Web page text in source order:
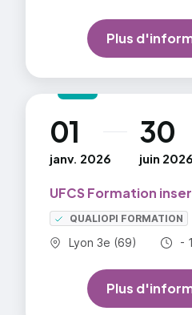
Plus
01
janv. 2026
au 30
juin 2026
UFCS Formation
QUALIOPI FORMATION
Commune :
Lyon 3e (69) -
Plus